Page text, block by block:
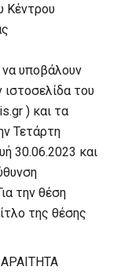
Κέντρου
να υποβάλουν
του
) και τα
Τετάρτη
30.06.2023 και
την θέση
της θέσης